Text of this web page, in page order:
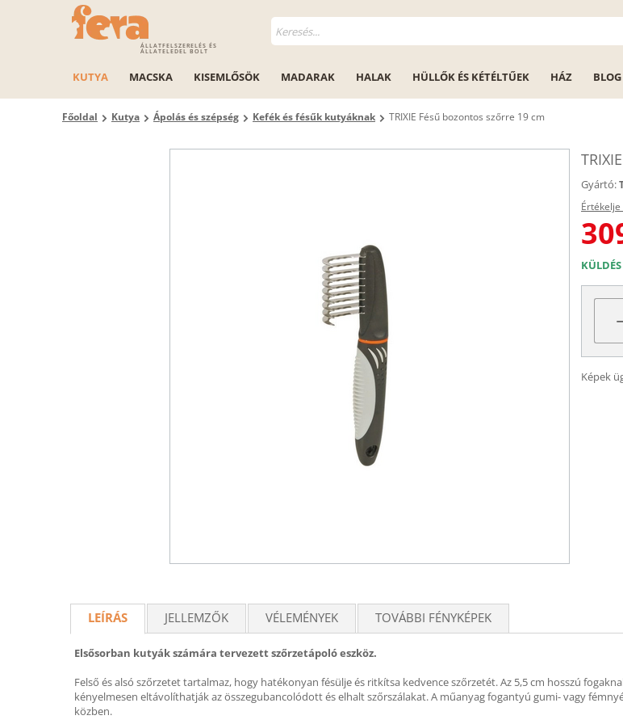
ÁLLATFELSZERELÉS ÉS
ÁLLATELEDEL BOLT
KUTYA MACSKA KISEMLŐSÖK MADARAK HALAK HÜLLŐK ÉS KÉTÉLTŰEK HÁZ BLOG
Főoldal Kutya Ápolás és szépség Kefék és fésűk kutyáknak TRIXIE Fésű bozontos szőrre 19 cm
Gyártó:
Értékelje
Képek
LEÍRÁS JELLEMZŐK VÉLEMÉNYEK TOVÁBBI FÉNYKÉPEK
Elsősorban kutyák számára tervezett szőrzetápoló eszköz.
Felső és alsó szőrzetet tartalmaz, hogy hatékonyan fésülje és ritkítsa kedvence szőrzetét. Az 5,5 cm hosszú
kényelmesen eltávolíthatják az összegubancolódott és elhalt szőrszálakat. A műanyag fogantyú gumi- vagy
közben.